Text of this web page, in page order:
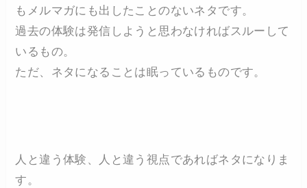
もメルマガにも出したことのないネタです。
過去の体験は発信しようと思わなければスルーして
いるもの。
ただ、ネタになることは眠っているものです。
人と違う体験、人と違う視点であればネタになりま
す。